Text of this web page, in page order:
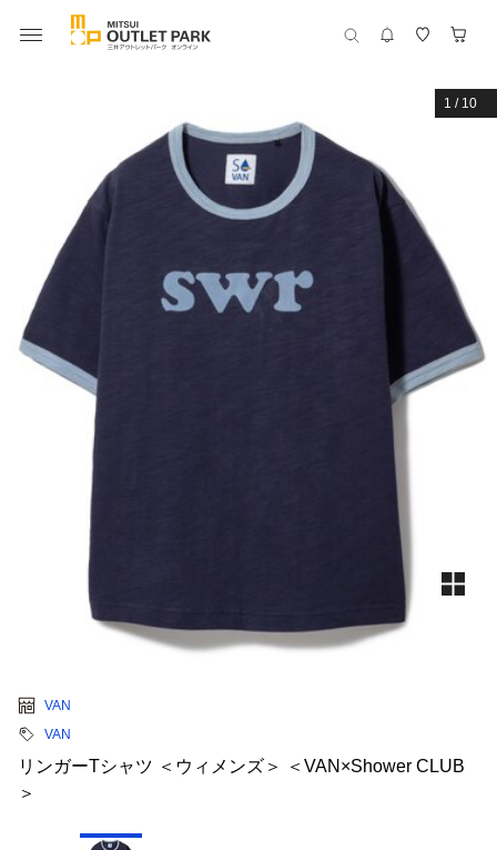
1 / 10
VAN
VAN
リンガーTシャツ ＜ウィメンズ＞ ＜VAN×Shower CLUB
＞